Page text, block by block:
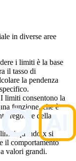
in diverse aree
i limiti è la base
il tasso di
la pendenza
consentono la
funzione, che è
regolare della
quando x si
il comportamento
valori grandi.